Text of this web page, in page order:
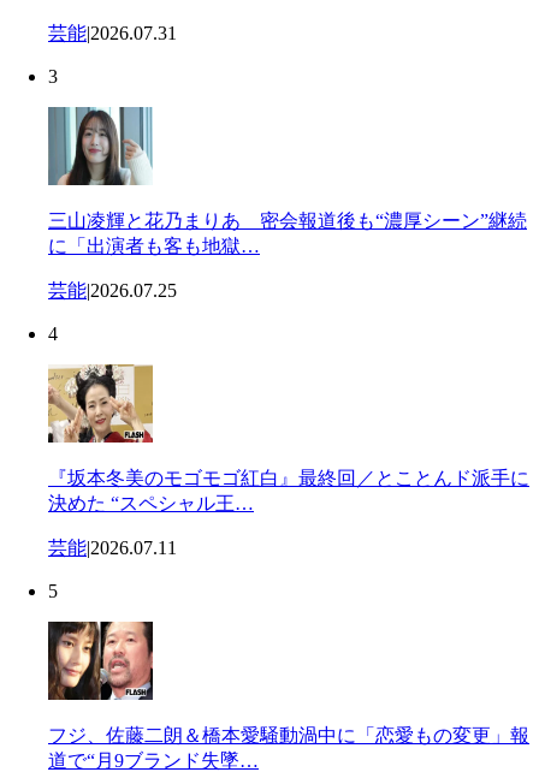
芸能|2026.07.31
3
三山凌輝と花乃まりあ 密会報道後も“濃厚シーン”継続
に「出演者も客も地獄…
芸能|2026.07.25
4
『坂本冬美のモゴモゴ紅白』最終回／とことんド派手に
決めた “スペシャル王…
芸能|2026.07.11
5
フジ、佐藤二朗＆橋本愛騒動渦中に「恋愛もの変更」報
道で“月9ブランド失墜…